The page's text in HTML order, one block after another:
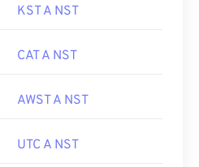
KST A NST
CAT A NST
AWST A NST
UTC A NST